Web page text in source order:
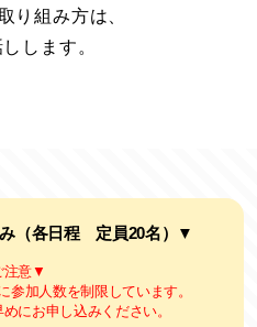
り組み方は、
します。
（各日程 定員20名）▼
意▼
参加人数を制限しています。
にお申し込みください。